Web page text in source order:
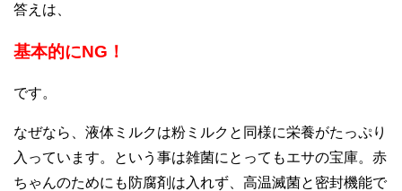
答えは、
基本的にNG！
です。
なぜなら、液体ミルクは粉ミルクと同様に栄養がたっぷり
入っています。という事は雑菌にとってもエサの宝庫。赤
ちゃんのためにも防腐剤は入れず、高温滅菌と密封機能で